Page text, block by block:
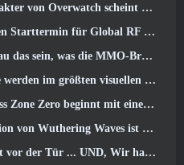
ein überarbeiteter Cyborg-Verbrecherboss zu sein
für Global RF Online bekannt
was die MMO-Branche gerade braucht
Update des Spiels der letzten zehn Jahre überarbeitet
zu einer Bangboo-Insel im Himmel, Und zur Steam-Plattform
was ich mir von meinen Videospiel-Crossover-Events erwarte
UND, Wir haben ein offizielles Startfenster